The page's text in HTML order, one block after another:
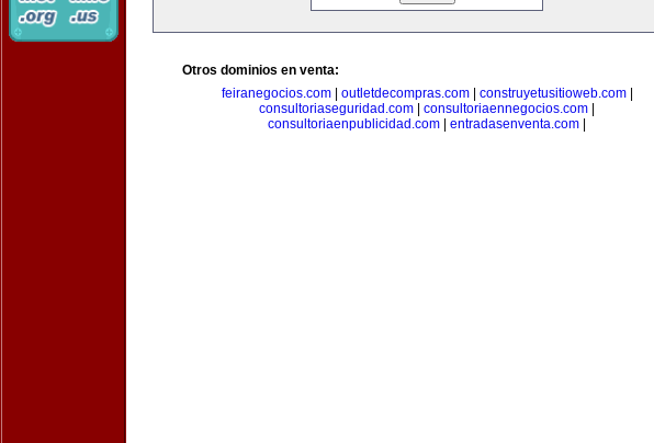
Otros dominios en venta:
feiranegocios.com| outletdecompras.com| construyetusitioweb.com|
consultoriaseguridad.com
consultoriaennegocios.com
consultoriaenpublicidad.com
entradasenventa.com